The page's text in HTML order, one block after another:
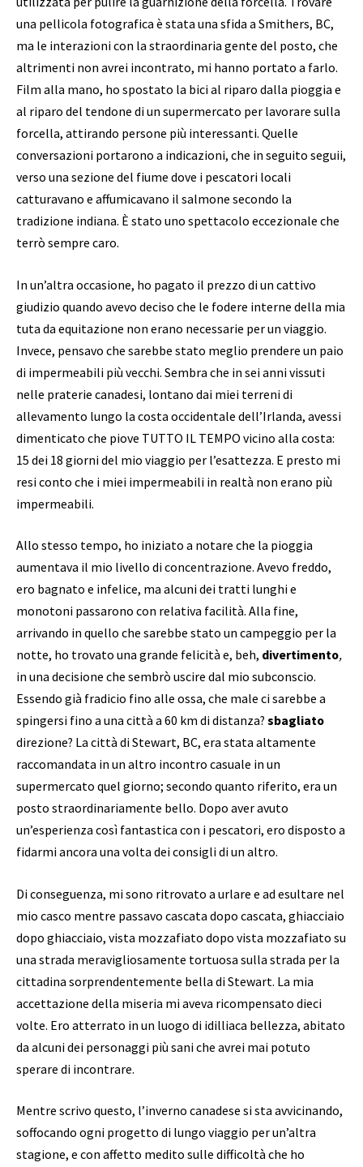
una pellicola fotografica è stata una sfida a Smithers, BC,
ma le interazioni con la straordinaria gente del posto, che
altrimenti non avrei incontrato, mi hanno portato a farlo.
Film alla mano, ho spostato la bici al riparo dalla pioggia e
al riparo del tendone di un supermercato per lavorare sulla
forcella, attirando persone più interessanti. Quelle
conversazioni portarono a indicazioni, che in seguito seguii,
verso una sezione del fiume dove i pescatori locali
catturavano e affumicavano il salmone secondo la
tradizione indiana. È stato uno spettacolo eccezionale che
terrò sempre caro.
In un’altra occasione, ho pagato il prezzo di un cattivo
giudizio quando avevo deciso che le fodere interne della mia
tuta da equitazione non erano necessarie per un viaggio.
Invece, pensavo che sarebbe stato meglio prendere un paio
di impermeabili più vecchi. Sembra che in sei anni vissuti
nelle praterie canadesi, lontano dai miei terreni di
allevamento lungo la costa occidentale dell’Irlanda, avessi
dimenticato che piove TUTTO IL TEMPO vicino alla costa:
15 dei 18 giorni del mio viaggio per l’esattezza. E presto mi
resi conto che i miei impermeabili in realtà non erano più
impermeabili.
Allo stesso tempo, ho iniziato a notare che la pioggia
aumentava il mio livello di concentrazione. Avevo freddo,
ero bagnato e infelice, ma alcuni dei tratti lunghi e
monotoni passarono con relativa facilità. Alla fine,
arrivando in quello che sarebbe stato un campeggio per la
notte, ho trovato una grande felicità e, beh, divertimento,
in una decisione che sembrò uscire dal mio subconscio.
Essendo già fradicio fino alle ossa, che male ci sarebbe a
spingersi fino a una città a 60 km di distanza? sbagliato
direzione? La città di Stewart, BC, era stata altamente
raccomandata in un altro incontro casuale in un
supermercato quel giorno; secondo quanto riferito, era un
posto straordinariamente bello. Dopo aver avuto
un’esperienza così fantastica con i pescatori, ero disposto a
fidarmi ancora una volta dei consigli di un altro.
Di conseguenza, mi sono ritrovato a urlare e ad esultare nel
mio casco mentre passavo cascata dopo cascata, ghiacciaio
dopo ghiacciaio, vista mozzafiato dopo vista mozzafiato su
una strada meravigliosamente tortuosa sulla strada per la
cittadina sorprendentemente bella di Stewart. La mia
accettazione della miseria mi aveva ricompensato dieci
volte. Ero atterrato in un luogo di idilliaca bellezza, abitato
da alcuni dei personaggi più sani che avrei mai potuto
sperare di incontrare.
Mentre scrivo questo, l’inverno canadese si sta avvicinando,
soffocando ogni progetto di lungo viaggio per un’altra
stagione, e con affetto medito sulle difficoltà che ho